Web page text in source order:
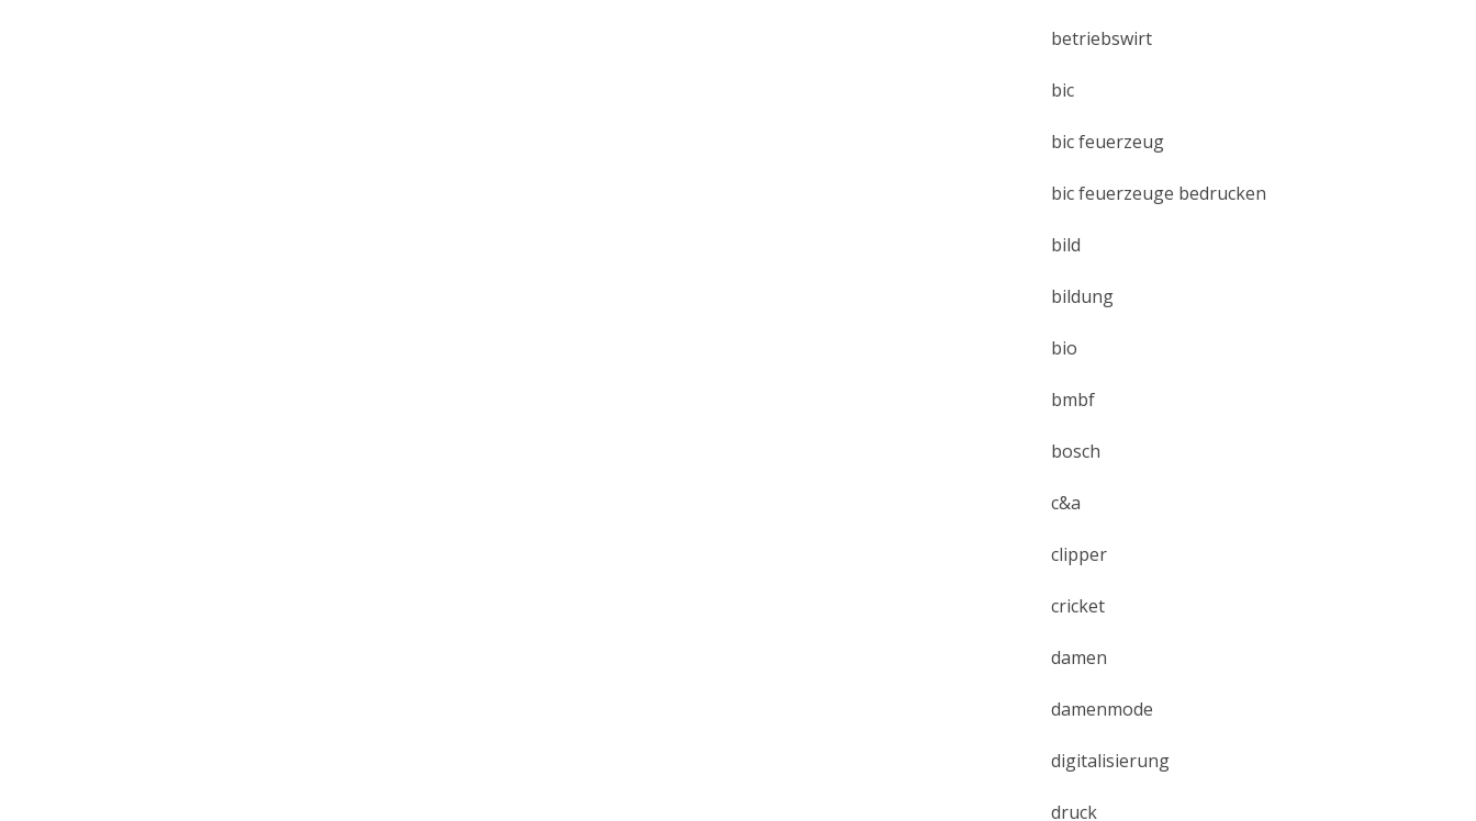
betriebswirt
bic
bic feuerzeug
bic feuerzeuge bedrucken
bild
bildung
bio
bmbf
bosch
c&a
clipper
cricket
damen
damenmode
digitalisierung
druck